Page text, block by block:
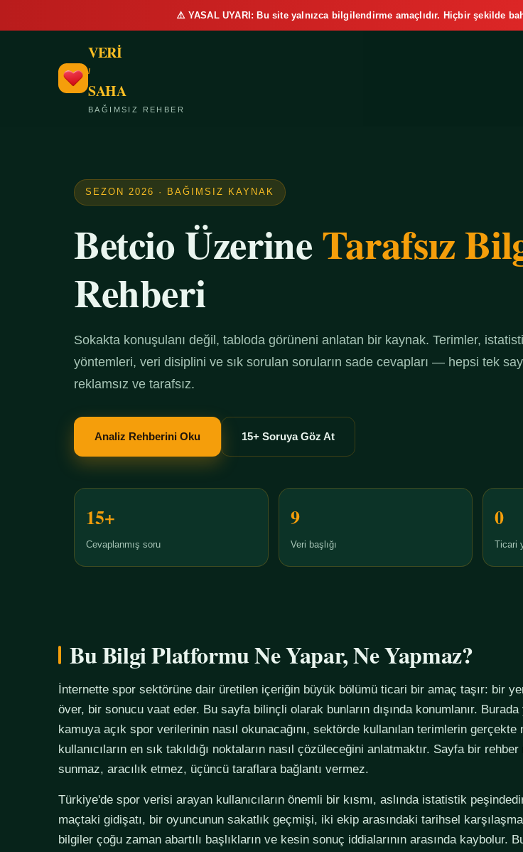
⚠️ YASAL UYARI: Bu site yalnızca bilgilendirme amaçlıdır. Hiçbir şekilde
VERİ
/
SAHA
BAĞIMSIZ REHBER
SEZON 2026 · BAĞIMSIZ KAYNAK
Betcio ÜzerineTarafsız
Rehberi
Sokakta konuşulanı değil, tabloda görüneni anlatan bir kaynak. Terimler,
yöntemleri, veri disiplini ve sık sorulan soruların sade cevapları — hepsi tek
reklamsız ve tarafsız.
Analiz Rehberini Oku 15+ Soruya Göz At
15+
Cevaplanmış soru
9
Veri başlığı
0
Ticari
Bu Bilgi Platformu Ne Yapar, Ne Yapmaz?
İnternette spor sektörüne dair üretilen içeriğin büyük bölümü ticari bir amaç taşır: bir
över, bir sonucu vaat eder. Bu sayfa bilinçli olarak bunların dışında konumlanır. Burada
kamuya açık spor verilerinin nasıl okunacağını, sektörde kullanılan terimlerin
kullanıcıların en sık takıldığı noktaların nasıl çözüleceğini anlatmaktır. Sayfa bir
sunmaz, aracılık etmez, üçüncü taraflara bağlantı vermez.
Türkiye'de spor verisi arayan kullanıcıların önemli bir kısmı, aslında istatistik
maçtaki gidişatı, bir oyuncunun sakatlık geçmişi, iki ekip arasındaki tarihsel
bilgiler çoğu zaman abartılı başlıkların ve kesin sonuç iddialarının arasında kaybolur.